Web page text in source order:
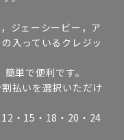
ジェーシービー，ア
入っているクレジッ
単で便利です。
払いを選択いただけ
・15・18・20・24